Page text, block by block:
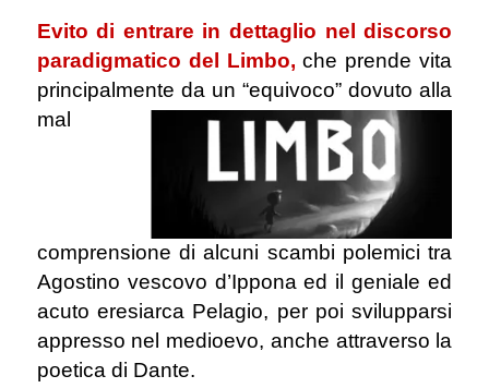
Evito di entrare in dettaglio nel discorso
paradigmatico del Limbo, che prende vita
principalmente da un “equivoco” dovuto alla
mal
comprensione di alcuni scambi polemici tra
Agostino vescovo d’Ippona ed il geniale ed
acuto eresiarca Pelagio, per poi svilupparsi
appresso nel medioevo, anche attraverso la
poetica di Dante.